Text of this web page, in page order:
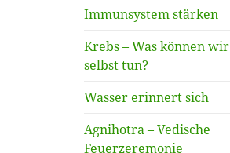
Immunsystem stärken
Krebs – Was können wir
selbst tun?
Wasser erinnert sich
Agnihotra – Vedische
Feuerzeremonie